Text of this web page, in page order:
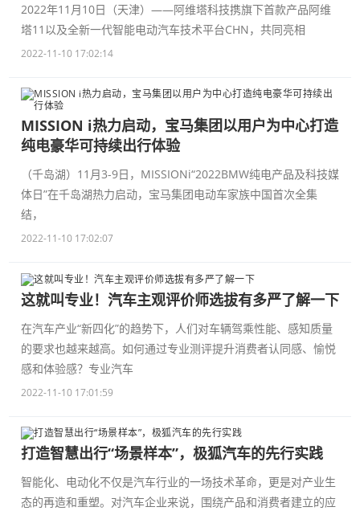
2022年11月10日（天津）——阿维塔科技携旗下首款产品阿维
塔11以及全新一代智能电动汽车技术平台CHN，共同亮相
2022-11-10 17:02:14
MISSION i热力启动，宝马集团以用户为中心打造
纯电豪华可持续出行体验
（千岛湖）11月3-9日，MISSIONi“2022BMW纯电产品及科技媒
体日”在千岛湖热力启动，宝马集团电动车家族中国首次全集
结，
2022-11-10 17:02:07
这就叫专业！汽车主观评价师选拔有多严了解一下
在汽车产业“新四化”的趋势下，人们对车辆驾乘性能、感知质量
的要求也越来越高。如何通过专业测评提升消费者认同感、愉悦
感和体验感？专业汽车
2022-11-10 17:01:59
打造智慧出行“场景样本”，极狐汽车的先行实践
智能化、电动化不仅是汽车行业的一场技术革命，更是对产业生
态的再造和重塑。对汽车企业来说，围绕产品和消费者建立的应